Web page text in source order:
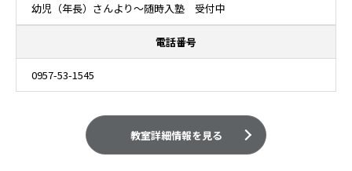
幼児（年長）さんより～随時入塾 受付中
電話番号
0957-53-1545
教室詳細情報を見る